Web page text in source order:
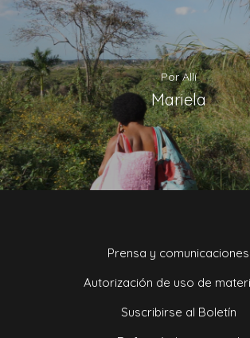
Por Allí
Mariela
Prensa y comunicaciones
Autorización de uso de
Suscribirse al Boletín